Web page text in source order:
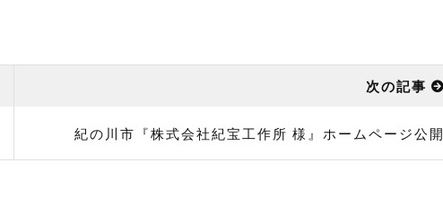
次の記事
紀の川市『株式会社紀宝工作所 様』ホームページ公開